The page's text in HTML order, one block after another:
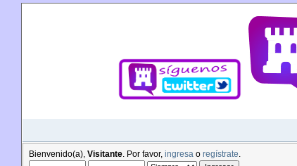
Bienvenido(a), Visitante . Por favor, ingresa o regístrate